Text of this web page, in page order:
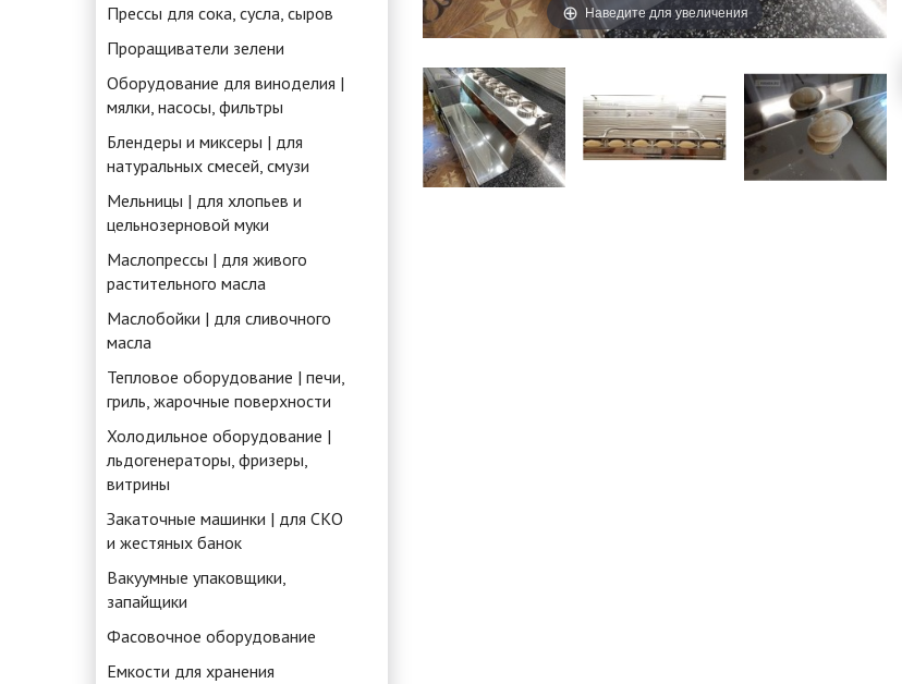
Прессы для сока, сусла, сыров
Проращиватели зелени
Оборудование для виноделия |
мялки, насосы, фильтры
Блендеры и миксеры | для
натуральных смесей, смузи
Мельницы | для хлопьев и
цельнозерновой муки
Маслопрессы | для живого
растительного масла
Маслобойки | для сливочного
масла
Тепловое оборудование | печи,
гриль, жарочные поверхности
Холодильное оборудование |
льдогенераторы, фризеры,
витрины
Закаточные машинки | для СКО
и жестяных банок
Вакуумные упаковщики,
запайщики
Фасовочное оборудование
Емкости для хранения
Наведите для увеличения